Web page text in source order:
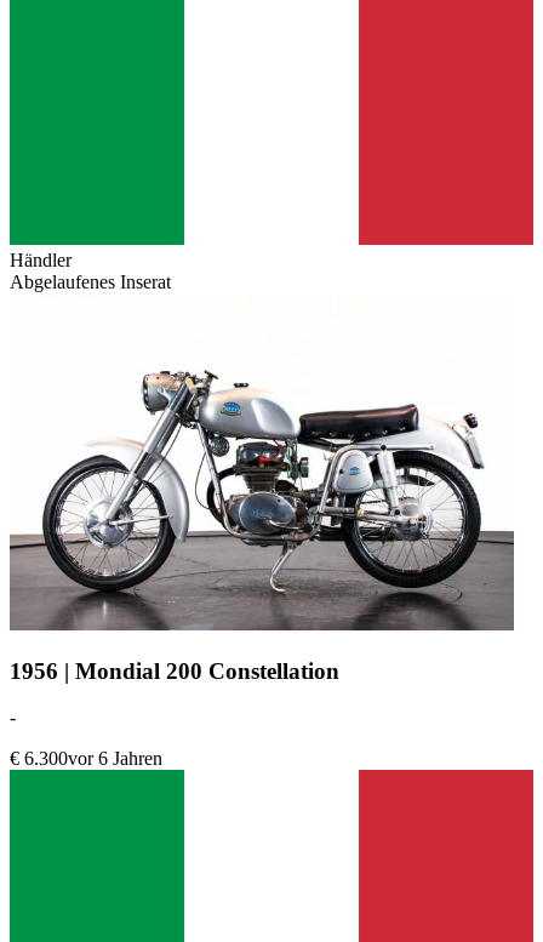
Händler
Abgelaufenes Inserat
1956 | Mondial 200 Constellation
-
€ 6.300vor 6 Jahren